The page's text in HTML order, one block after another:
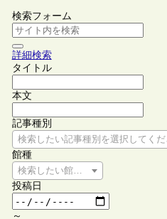
検索フォーム
詳細検索
タイトル
本文
記事種別
検索したい記事種別を選択してくだ
館種
検索したい館種を選択してください
投稿日
～